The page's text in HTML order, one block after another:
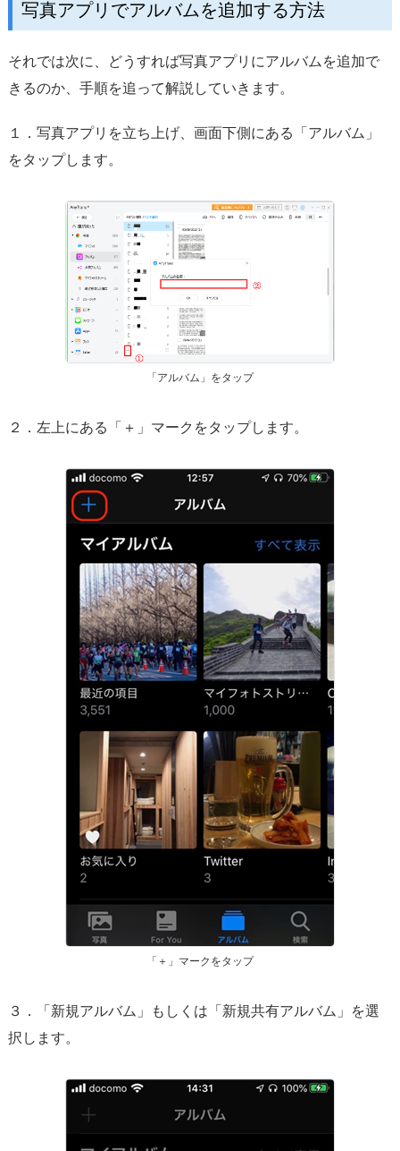
写真アプリでアルバムを追加する方法
それでは次に、どうすれば写真アプリにアルバムを追加で
きるのか、手順を追って解説していきます。
１．写真アプリを立ち上げ、画面下側にある「アルバム」
をタップします。
「アルバム」をタップ
２．左上にある「＋」マークをタップします。
「＋」マークをタップ
３．「新規アルバム」もしくは「新規共有アルバム」を選
択します。